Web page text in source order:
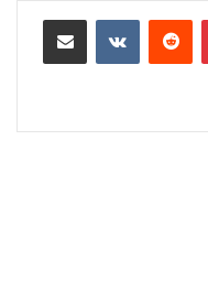
بينتيريست مشاركة عبر البريد